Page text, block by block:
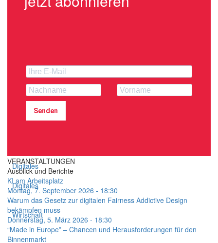
Senden
VERANSTALTUNGEN
Ausblick und Berichte
Digitales
KI am Arbeitsplatz
Montag, 7. September 2026 - 18:30
Digitales
Warum das Gesetz zur digitalen Fairness Addictive Design
bekämpfen muss
Donnerstag, 5. März 2026 - 18:30
Wirtschaft
“Made in Europe” – Chancen und Herausforderungen für den
Binnenmarkt